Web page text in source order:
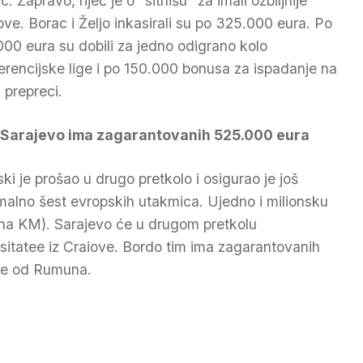
Borac i Željo inkasirali su po 325.000 eura. Po
eura su dobili za jedno odigrano kolo
lige i po 150.000 bonusa za ispadanje na
prepreci.
Sarajevo ima zagarantovanih 525.000 eura
je prošao u drugo pretkolo i osigurao je još
šest evropskih utakmica. Ujedno i milionsku
KM). Sarajevo će u drugom pretkolu
iz Craiove. Bordo tim ima zagarantovanih
od Rumuna.